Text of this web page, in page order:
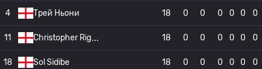
4 Трей Ньони 18 0 0 0 0 0 0
11 Christopher Rig 18 0 0 0 0 0 0
18 Sol Sidibe 18 0 0 0 0 0 0